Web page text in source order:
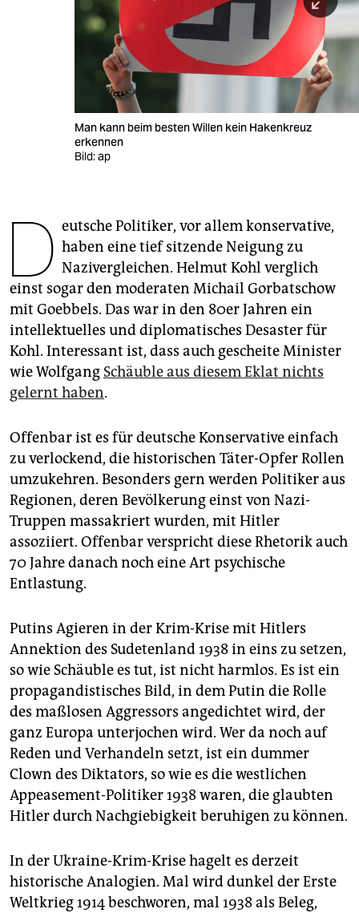
genossenschaft
epaper login
Man kann beim besten Willen kein Hakenkreuz
erkennen
Bild: ap
D eutsche Politiker, vor allem konservative,
haben eine tief sitzende Neigung zu
Nazivergleichen. Helmut Kohl verglich
einst sogar den moderaten Michail Gorbatschow
mit Goebbels. Das war in den 80er Jahren ein
intellektuelles und diplomatisches Desaster für
Kohl. Interessant ist, dass auch gescheite Minister
wie Wolfgang Schäuble aus diesem Eklat nichts
gelernt haben.
Offenbar ist es für deutsche Konservative einfach
zu verlockend, die historischen Täter-Opfer Rollen
umzukehren. Besonders gern werden Politiker aus
Regionen, deren Bevölkerung einst von Nazi-
Truppen massakriert wurden, mit Hitler
assoziiert. Offenbar verspricht diese Rhetorik auch
70 Jahre danach noch eine Art psychische
Entlastung.
Putins Agieren in der Krim-Krise mit Hitlers
Annektion des Sudetenland 1938 in eins zu setzen,
so wie Schäuble es tut, ist nicht harmlos. Es ist ein
propagandistisches Bild, in dem Putin die Rolle
des maßlosen Aggressors angedichtet wird, der
ganz Europa unterjochen wird. Wer da noch auf
Reden und Verhandeln setzt, ist ein dummer
Clown des Diktators, so wie es die westlichen
Appeasement-Politiker 1938 waren, die glaubten
Hitler durch Nachgiebigkeit beruhigen zu können.
In der Ukraine-Krim-Krise hagelt es derzeit
historische Analogien. Mal wird dunkel der Erste
Weltkrieg 1914 beschworen, mal 1938 als Beleg,